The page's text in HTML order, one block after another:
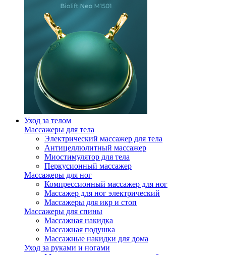
Уход за телом
Массажеры для тела
Электрический массажер для тела
Антицеллюлитный массажер
Миостимулятор для тела
Перкусионный массажер
Массажеры для ног
Компрессионный массажер для ног
Массажер для ног электрический
Массажеры для икр и стоп
Массажеры для спины
Массажная накидка
Массажная подушка
Массажные накидки для дома
Уход за руками и ногами